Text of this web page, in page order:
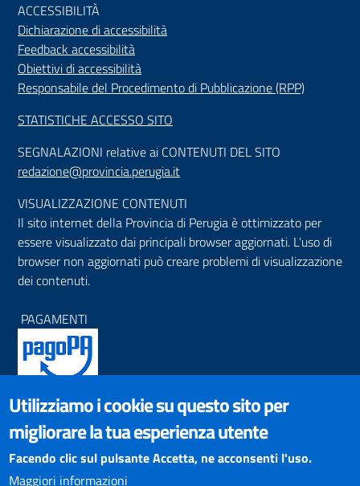
ACCESSIBILITÀ
Dichiarazione di accessibilità
Feedback accessibilità
Obiettivi di accessibilità
Responsabile del Procedimento di Pubblicazione (RPP)
STATISTICHE ACCESSO SITO
SEGNALAZIONI relative ai CONTENUTI DEL SITO
redazione@provincia.perugia.it
VISUALIZZAZIONE CONTENUTI
Il sito internet della Provincia di Perugia è ottimizzato per
essere visualizzato dai principali browser aggiornati. L'uso di
browser non aggiornati può creare problemi di visualizzazione
dei contenuti.
PAGAMENTI
SOCIAL NETWORKS
Pagina Facebook
Profilo Instagram
Canale YouTube
Utilizziamo i cookie su questo sito per
migliorare la tua esperienza utente
Facendo clic sul pulsante Accetta, ne acconsenti l'uso.
Maggiori informazioni